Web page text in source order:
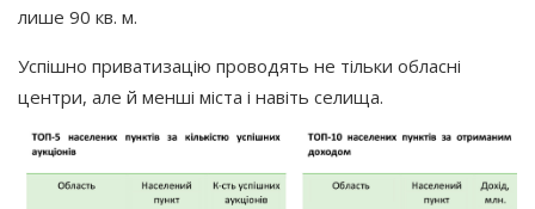
лише 90 кв. м.
Успішно приватизацію проводять не тільки обласні
центри, але й менші міста і навіть селища.